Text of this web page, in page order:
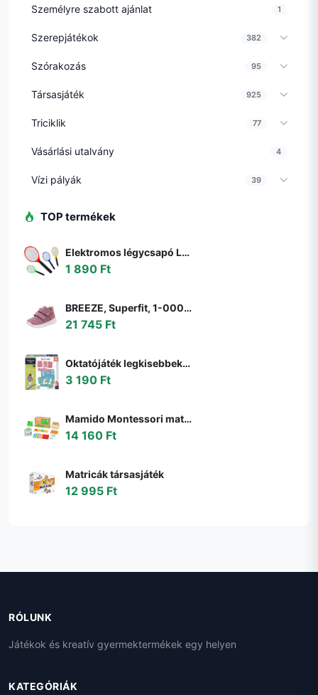
Személyre szabott ajánlat 1
Szerepjátékok 382
Szórakozás 95
Társasjáték 925
Triciklik 77
Vásárlási utalvány 4
Vízi pályák 39
TOP termékek
Elektromos légycsapó LED lámpával - legyek, szúnyogok és más rovarok ellen - elemes (BBKM) (BBD)
1 890 Ft
BREEZE, Superfit, 1-000363-8510, rózsaszín, egész szezonra való lány cipő, rózsaszín - 22
21 745 Ft
Oktatójáték legkisebbeknek My first Maths Educa Matekozzunk képekkel 64 darabos 4 évtől
3 190 Ft
Mamido Montessori matematikai doboz gyerekeknek
14 160 Ft
Matricák társasjáték
12 995 Ft
RÓLUNK
Játékok és kreatív gyermektermékek egy helyen
KATEGÓRIÁK